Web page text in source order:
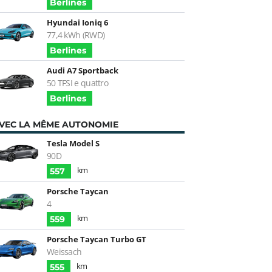
Berlines
Hyundai Ioniq 6
77,4 kWh (RWD)
Berlines
Audi A7 Sportback
50 TFSI e quattro
Berlines
LA MÊME AUTONOMIE
Tesla Model S
90D
557
km
Porsche Taycan
4
559
km
Porsche Taycan Turbo GT
Weissach
555 km